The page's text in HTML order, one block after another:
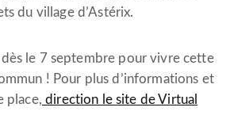
du village d’Astérix.
dès le 7 septembre pour vivre cette
! Pour plus d’informations et
place, direction le site de Virtual